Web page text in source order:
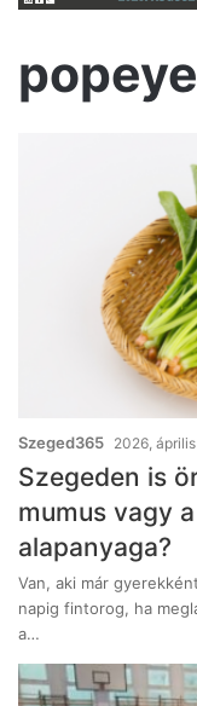
popeye
Szeged365 2026,
Szegeden is
mumus vagy
alapanyaga?
Van, aki már
napig fintorog, ha
a…